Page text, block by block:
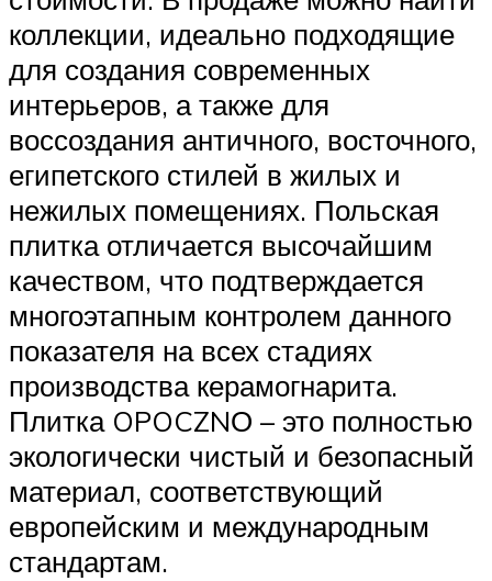
коллекции, идеально подходящие
для создания современных
интерьеров, а также для
воссоздания античного, восточного,
египетского стилей в жилых и
нежилых помещениях. Польская
плитка отличается высочайшим
качеством, что подтверждается
многоэтапным контролем данного
показателя на всех стадиях
производства керамогнарита.
Плитка OPOCZNО – это полностью
экологически чистый и безопасный
материал, соответствующий
европейским и международным
стандартам.